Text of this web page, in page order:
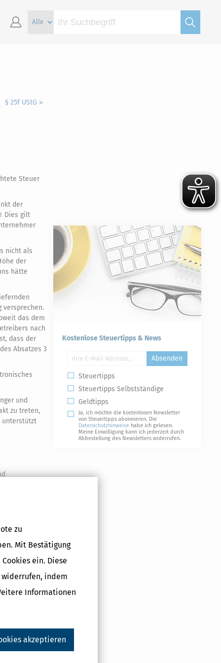
zu
Mit Bestätigung
ein. Diese
indem
Informationen
akzeptieren
§ 25f UStG »
Steuer
der
Dies gilt
nicht als
der
hätte
versprechen.
das dem
nach
dass der
Absatzes 3
und
zu treten,
unterstützt
der
zum
ist.
ist, ist
Kostenlose Steuertipps & News
Absenden
Steuertipps
Steuertipps Selbstständige
Geldtipps
Ja, ich möchte die kostenlosen Newsletter
von Steuertipps abonnieren. Die
Datenschutzhinweise habe ich gelesen.
Meine Einwilligung kann ich jederzeit durch
Abbestellung des Newsletters widerrufen.